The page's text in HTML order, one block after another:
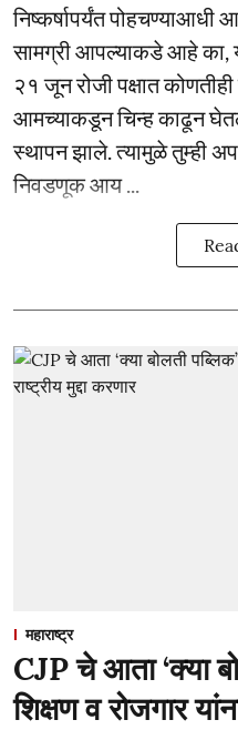
निष्कर्षापर्यंत
सामग्री आपल्याकडे आहे का,
२१ जून रोजी पक्षात
आमच्याकडून चिन्ह काढून
स्थापन झाले. त्यामुळे तुम्ही
निवडणूक आय ...
महाराष्ट्र
CJP चे आता ‘क्या
शिक्षण व रोजगार